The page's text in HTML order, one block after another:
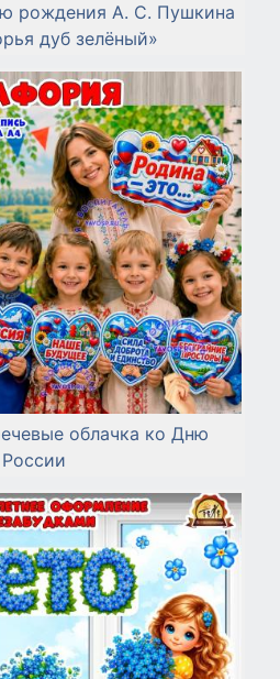
рождения А. С. Пушкина
дуб зелёный»
облачка ко Дню
России